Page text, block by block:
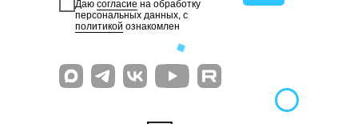
Даю согласие на обработку
персональных данных, с
политикой ознакомлен